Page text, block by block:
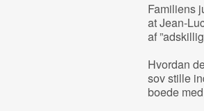
Familiens
at Jean-
af
Hvordan
sov stille
boede